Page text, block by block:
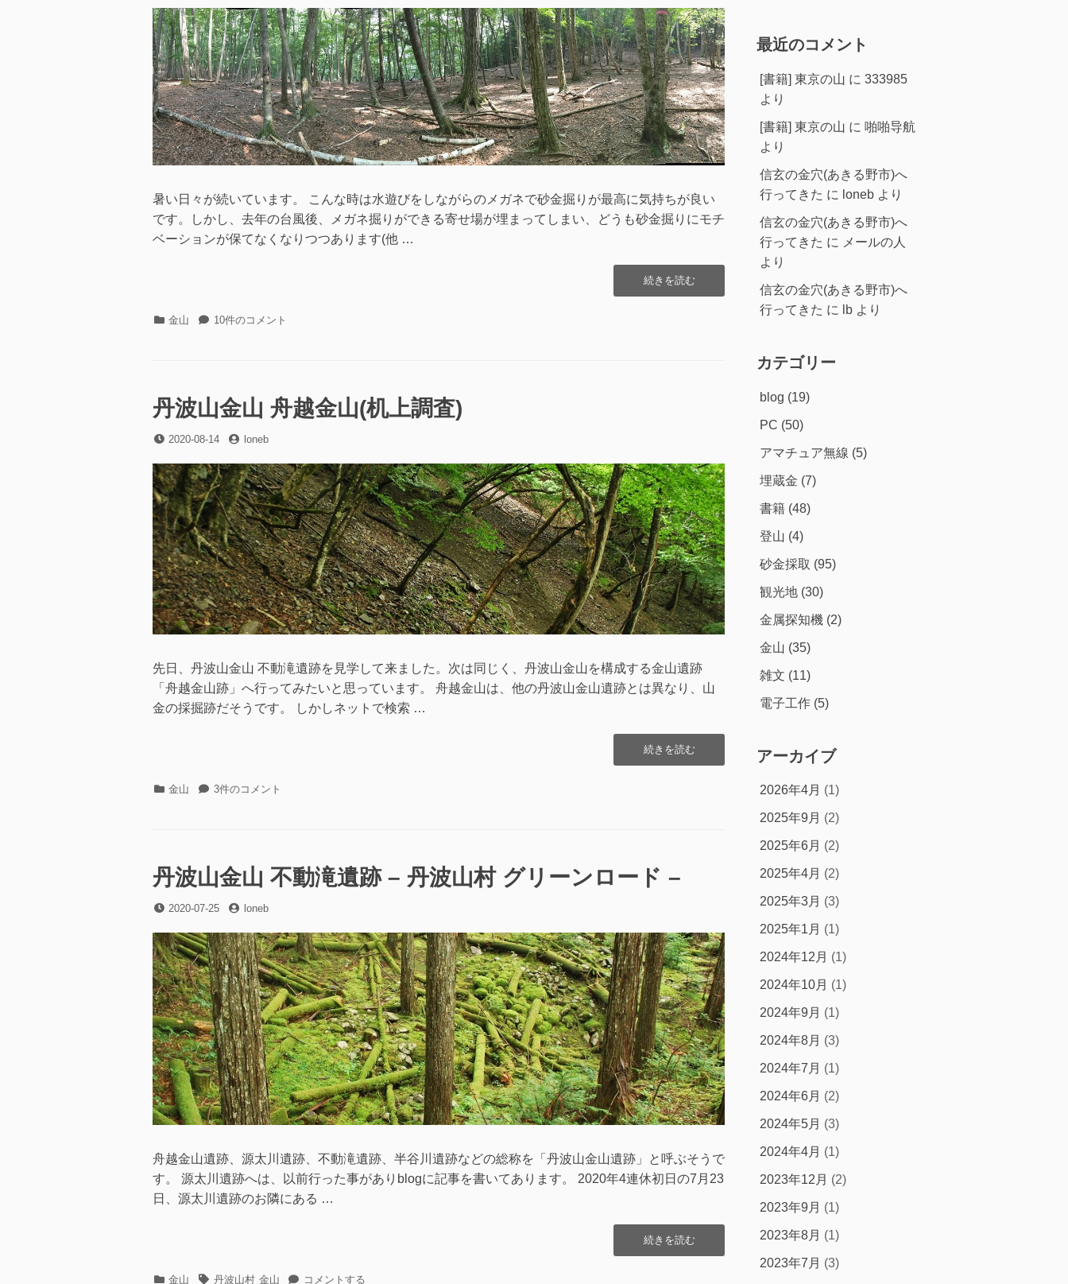
/
ま
る
き
ば
調
査”の
ル
ケ
バ
/
ま
る
き
ば
調
査
に
日
者
暑い日々が続いています。 こんな時は水遊びをしながらのメガネで砂金掘りが最高に気持ちが良い
です。しかし、去年の台風後、メガネ掘りができる寄せ場が埋まってしまい、どうも砂金掘りにモチ
ベーションが保てなくなりつつあります(他 …
“丹
波
バ
/
ま
る
き
ば
散
策
(2020.08.16)”の
続きを読む
カ 金山
丹
付
帯
跡
マ
ル
ケ
バ
/
ま
る
き
ば
散
策
(2020.08.16)
の
10件のコメント
丹波山金山 舟越金山(机上調査)
投
日
2020-08-14
投
者
loneb
先日、丹波山金山 不動滝遺跡を見学して来ました。次は同じく、丹波山金山を構成する金山遺跡
「舟越金山跡」へ行ってみたいと思っています。 舟越金山は、他の丹波山金山遺跡とは異なり、山
金の採掘跡だそうです。 しかしネットで検索 …
“丹
波
山
(机
査)”の
続きを読む
カ 金山
丹
舟
越
山
(机
上
調
査)
へ
の
3件のコメント
丹波山金山 不動滝遺跡 – 丹波山村 グリーンロード –
投
日
2020-07-25
投
者
loneb
舟越金山遺跡、源太川遺跡、不動滝遺跡、半谷川遺跡などの総称を「丹波山金山遺跡」と呼ぶそうで
す。 源太川遺跡へは、以前行った事がありblogに記事を書いてあります。 2020年4連休初日の7月23
日、源太川遺跡のお隣にある …
“丹
波
続きを読む
カ 金山 タ 丹波山村 金山 丹
コメントする
最近のコメント
[書籍] 東京の山 に 333985
より
[書籍] 東京の山 に 啪啪导航
より
信玄の金穴(あきる野市)へ
行ってきた に loneb より
信玄の金穴(あきる野市)へ
行ってきた に メールの人
より
信玄の金穴(あきる野市)へ
行ってきた に lb より
カテゴリー
blog (19)
PC (50)
アマチュア無線 (5)
埋蔵金 (7)
書籍 (48)
登山 (4)
砂金採取 (95)
観光地 (30)
金属探知機 (2)
金山 (35)
雑文 (11)
電子工作 (5)
アーカイブ
2026年4月 (1)
2025年9月 (2)
2025年6月 (2)
2025年4月 (2)
2025年3月 (3)
2025年1月 (1)
2024年12月 (1)
2024年10月 (1)
2024年9月 (1)
2024年8月 (3)
2024年7月 (1)
2024年6月 (2)
2024年5月 (3)
2024年4月 (1)
2023年12月 (2)
2023年9月 (1)
2023年8月 (1)
2023年7月 (3)